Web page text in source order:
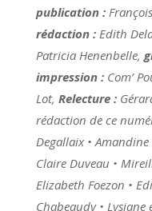
publication :
rédaction :Edith
Patricia Henenbelle,
impression :Com’
Lot, Relecture :
rédaction de ce
Degallaix •
Claire Duveau •
Elizabeth Foezon •
Chabeaudy • Lysiane